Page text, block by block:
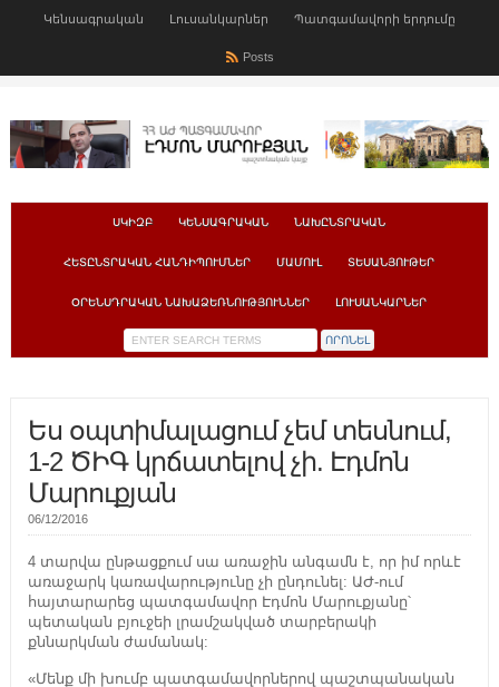
Կենսագրական Լուսանկարներ Պատգամավորի երդումը
Posts
ՍԿԻԶԲ ԿԵՆՍԱԳՐԱԿԱՆ ՆԱԽԸՆՏՐԱԿԱՆ
ՀԵՏԸՆՏՐԱԿԱՆ ՀԱՆԴԻՊՈՒՄՆԵՐ ՄԱՄՈՒԼ ՏԵՍԱՆՅՈՒԹԵՐ
ՕՐԵՆՍԴՐԱԿԱՆ ՆԱԽԱՁԵՌՆՈՒԹՅՈՒՆՆԵՐ ԼՈՒՍԱՆԿԱՐՆԵՐ
Ես օպտիմալացում չեմ տեսնում,
1-2 ԾԻԳ կրճատելով չի. Էդմոն
Մարուքյան
06/12/2016
4 տարվա ընթացքում սա առաջին անգամն է, որ իմ որևէ
առաջարկ կառավարությունը չի ընդունել: ԱԺ-ում
հայտարարեց պատգամավոր Էդմոն Մարուքյանը՝
պետական բյուջեի լրամշակված տարբերակի
քննարկման ժամանակ:
«Մենք մի խումբ պատգամավորներով պաշտպանական